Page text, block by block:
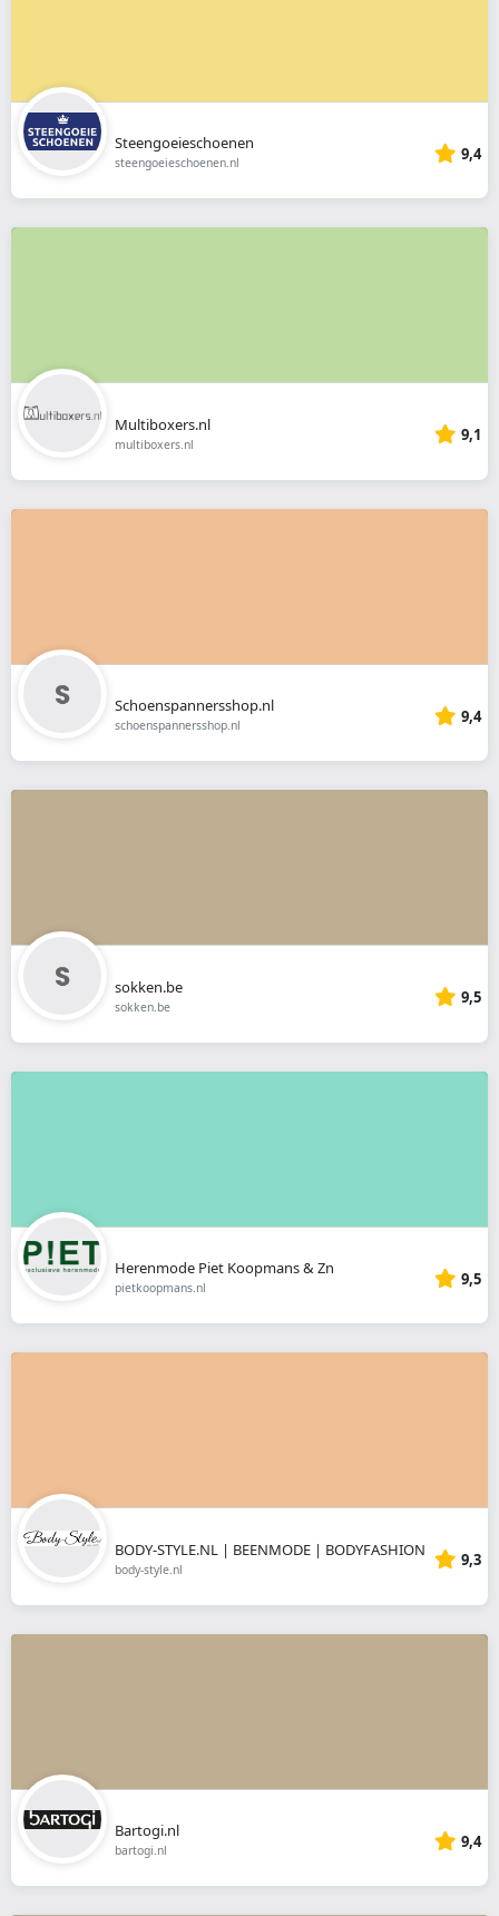
Steengoeieschoenen
steengoeieschoenen.nl 9,4
Multiboxers.nl
multiboxers.nl 9,1
Schoenspannersshop.nl
schoenspannersshop.nl 9,4
sokken.be
sokken.be 9,5
Herenmode Piet Koopmans & Zn
pietkoopmans.nl 9,5
BODY-STYLE.NL | BEENMODE | BODYFASHION
body-style.nl 9,3
Bartogi.nl
bartogi.nl 9,4